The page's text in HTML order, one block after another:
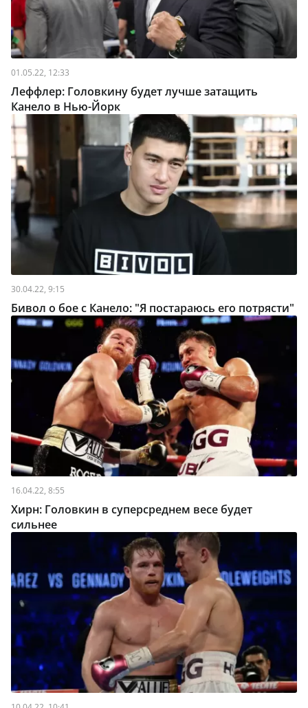
01.05.22, 12:33
Леффлер: Головкину будет лучше затащить
Канело в Нью-Йорк
30.04.22, 9:15
Бивол о бое с Канело: "Я постараюсь его потрясти"
16.04.22, 8:55
Хирн: Головкин в суперсреднем весе будет
сильнее